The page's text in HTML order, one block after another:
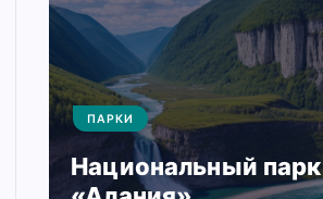
ПАРКИ
Национальный парк